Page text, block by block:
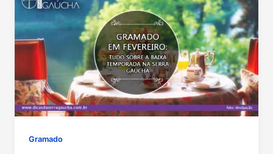
Gramado